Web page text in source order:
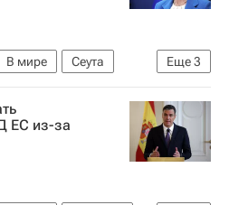
Еще3
В мире
Сеута
ЕС из-за